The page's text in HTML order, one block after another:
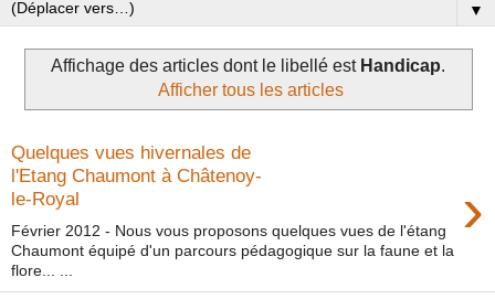
▼
Affichage des articles dont le libellé est Handicap.
Afficher tous les articles
Quelques vues hivernales de
l'Etang Chaumont à Châtenoy-
le-Royal
›
Février 2012 - Nous vous proposons quelques vues de l'étang
Chaumont équipé d'un parcours pédagogique sur la faune et la
flore... ...